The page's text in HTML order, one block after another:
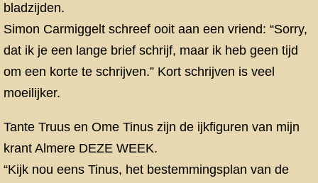
bladzijden.
Simon Carmiggelt schreef ooit aan een vriend: “Sorry,
dat ik je een lange brief schrijf, maar ik heb geen tijd
om een korte te schrijven.” Kort schrijven is veel
moeilijker.
Tante Truus en Ome Tinus zijn de ijkfiguren van mijn
krant Almere DEZE WEEK.
“Kijk nou eens Tinus, het bestemmingsplan van de